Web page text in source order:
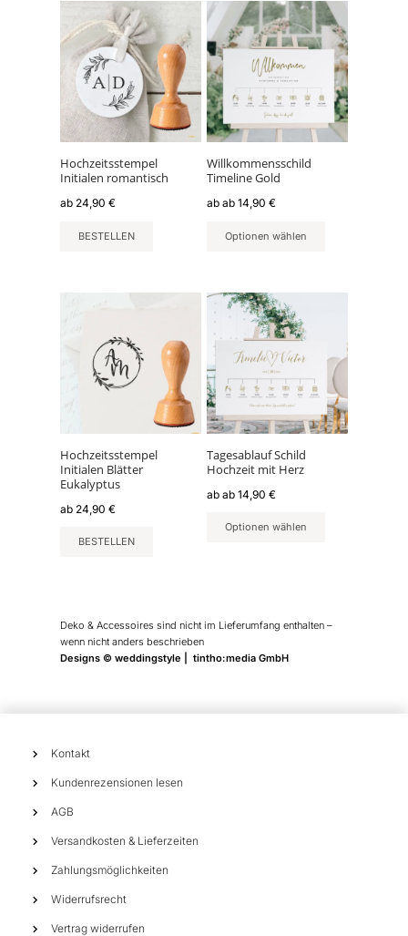
Hochzeitsstempel
Initialen romantisch
ab 24,90 €
BESTELLEN
Willkommensschild
Timeline Gold
abab14,90€
Optionen wählen
Dieses
Produkt
weist
mehrere
Varianten
auf.
Die
Optionen
können
auf
der
gewählt
Hochzeitsstempel
Initialen Blätter
Eukalyptus
ab 24,90 €
BESTELLEN
Tagesablauf Schild
Hochzeit mit Herz
abab14,90€
Optionen wählen
Dieses
Produkt
weist
mehrere
Varianten
auf.
Die
Optionen
können
auf
der
gewählt
Deko & Accessoires sind nicht im Lieferumfang enthalten –
wenn nicht anders beschrieben
Designs © weddingstyle | tintho:media GmbH
Kontakt
Kundenrezensionen lesen
AGB
Versandkosten & Lieferzeiten
Zahlungsmöglichkeiten
Widerrufsrecht
Vertrag widerrufen